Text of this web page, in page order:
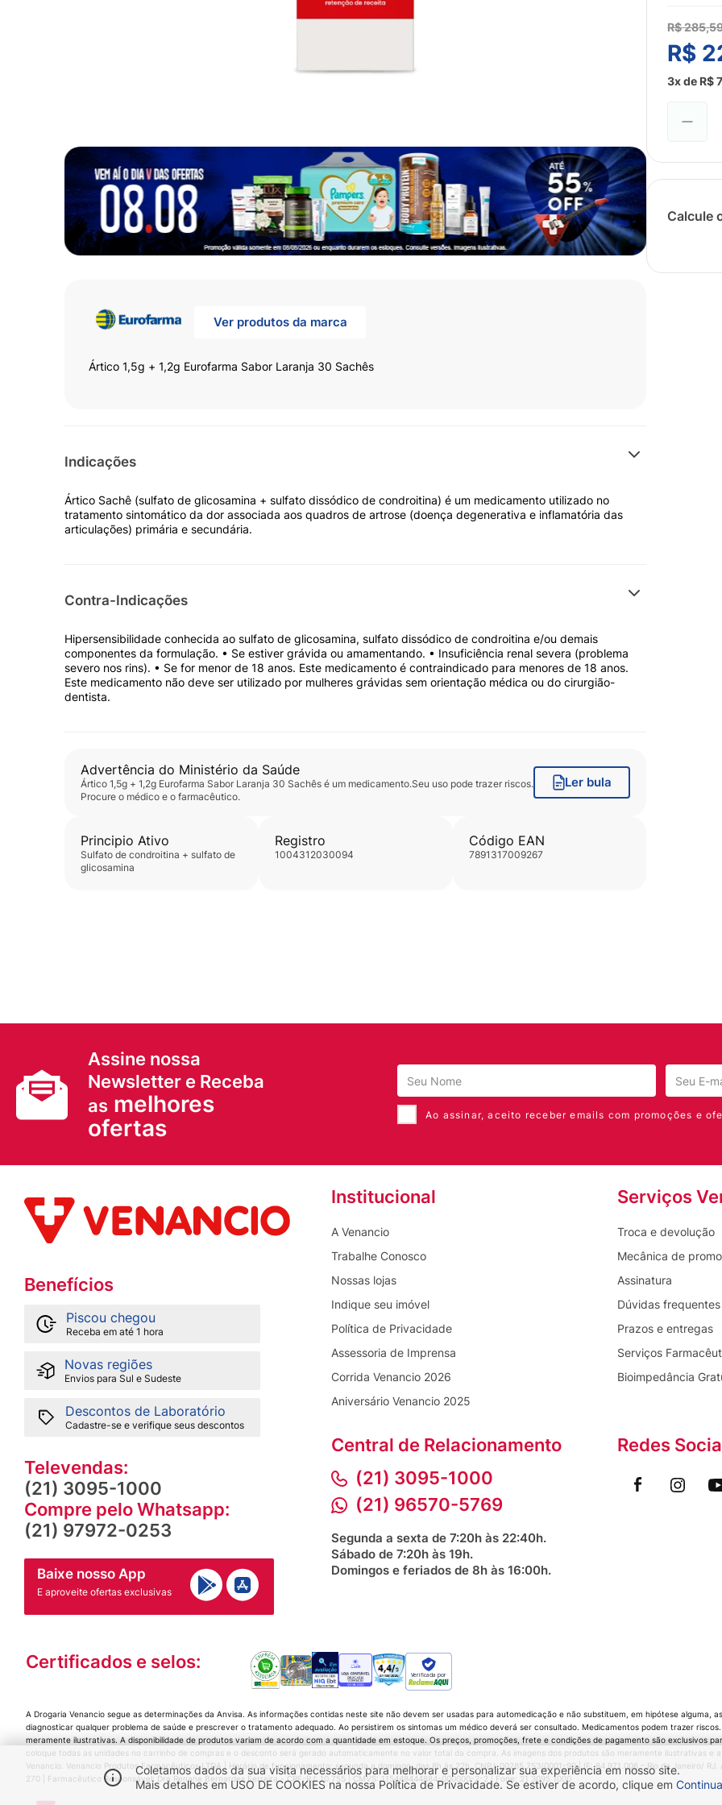
Coletamos dados da sua visita necessários para melhorar e personalizar sua experiência em nosso site.
Mais detalhes em USO DE COOKIES na nossa Política de Privacidade. Se estiver de acordo, clique em
R$285,
R$
3x de R$
Ver produtos da marca
Ártico 1,5g + 1,2g Eurofarma Sabor Laranja 30 Sachês
Indicações
Ártico Sachê (sulfato de glicosamina + sulfato dissódico de condroitina) é um medicamento utilizado no
tratamento sintomático da dor associada aos quadros de artrose (doença degenerativa e inflamatória das
articulações) primária e secundária.
Contra-Indicações
Hipersensibilidade conhecida ao sulfato de glicosamina, sulfato dissódico de condroitina e/ou demais
componentes da formulação. • Se estiver grávida ou amamentando. • Insuficiência renal severa (problema
severo nos rins). • Se for menor de 18 anos. Este medicamento é contraindicado para menores de 18 anos.
Este medicamento não deve ser utilizado por mulheres grávidas sem orientação médica ou do cirurgião-
dentista.
Advertência do Ministério da Saúde
Ártico 1,5g + 1,2g Eurofarma Sabor Laranja 30 Sachês é um medicamento.Seu uso pode trazer riscos.
Procure o médico e o farmacêutico.
Ler bula
Principio Ativo
sulfato de condroitina + sulfato de
glicosamina
Registro
1004312030094
Código EAN
7891317009267
Assine nossa
Newsletter e Receba
as melhores
ofertas
Ao assinar, aceito receber emails com promoções e
Benefícios
Piscou chegou
Receba em até 1 hora
Novas regiões
Envios para Sul e Sudeste
Descontos de Laboratório
Cadastre-se e verifique seus descontos
Televendas:
(21) 3095-1000
Compre pelo Whatsapp:
(21) 97972-0253
Baixe nosso App
E aproveite ofertas exclusivas
Institucional
A Venancio
Trabalhe Conosco
Nossas lojas
Indique seu imóvel
Política de Privacidade
Assessoria de Imprensa
Corrida Venancio 2026
Aniversário Venancio 2025
Serviços
Troca e devolução
Mecânica de
Assinatura
Dúvidas frequentes
Prazos e entregas
Serviços
Bioimpedância
Central de Relacionamento
(21) 3095-1000
(21) 96570-5769
Segunda a sexta de 7:20h às 22:40h.
Sábado de 7:20h às 19h.
Domingos e feriados de 8h às 16:00h.
Redes
Certificados e selos:
Verificada por
A Drogaria Venancio segue as determinações da Anvisa. As informações contidas neste site não devem ser usadas para automedicação e não substituem, em hipótese alguma,
diagnosticar qualquer problema de saúde e prescrever o tratamento adequado. Ao persistirem os sintomas um médico deverá ser consultado. Medicamentos podem trazer
meramente ilustrativas. A disponibilidade de produtos variam de acordo com a quantidade em estoque. Os preços, promoções, frete e condições de pagamento são exclusivos
coloque todas as unidades no carrinho de compras e o desconto será gerado automaticamente no valor total da compra. As imagens dos produtos são meramente ilustrativas e
Venancio. Venancio Produtos Farmacêuticos LTDA | Horário de funcionamento: segunda a domingo, das 8h às 22h. CNPJ: 00285.753/0001-90 | IE: 84.971.006 – Rio de Janeiro/
270 | Farmacêutico Responsável: Dra Renane Bernardes Ferreira - CRF-RJ: 10.755 | CMVS: 115448444884-000000-2-2 | Fone: 21 3095 1000